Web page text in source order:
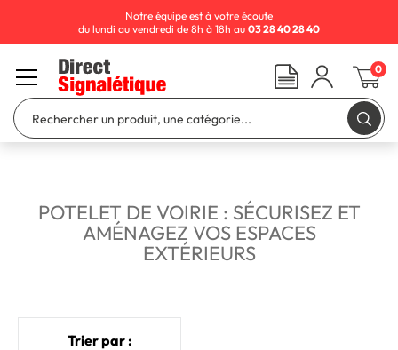
POTELET DE VOIRIE : SÉCURISEZ ET
AMÉNAGEZ VOS ESPACES
EXTÉRIEURS
Trier par :
Notre équipe est à votre écoute
du lundi au vendredi de 8h à 18h au 03 28 40 28 40
0